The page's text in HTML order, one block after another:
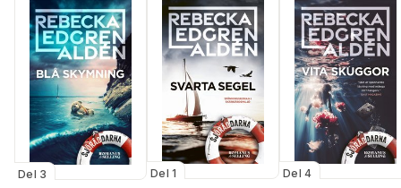
Del 3 Del 1 Del 4